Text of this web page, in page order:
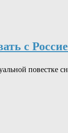
с
повестке